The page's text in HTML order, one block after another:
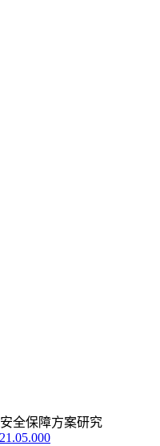
全保障方案研究